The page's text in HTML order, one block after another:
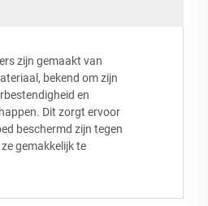
zijn gemaakt van
bekend om zijn
en
Dit zorgt ervoor
beschermd zijn tegen
gemakkelijk te